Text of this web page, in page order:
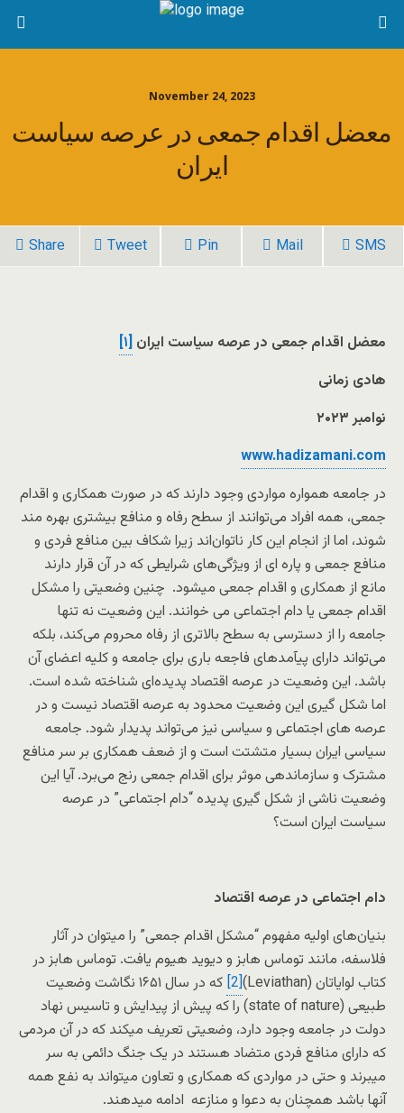
November 24, 2023
معضل اقدام جمعی در عرصه سیاست
ایران
Share Tweet Pin Mail SMS
معضل اقدام جمعی در عرصه سیاست ایران [۱]
هادی زمانی
نوامبر ۲۰۲۳
www.hadizamani.com
در جامعه همواره مواردی وجود دارند که در صورت همکاری و اقدام
جمعی، همه افراد می‌توانند از سطح رفاه و منافع بیشتری بهره مند
شوند، اما از انجام این کار ناتوان‌اند زیرا شکاف بین منافع فردی و
منافع جمعی و پاره ای از ویژگی‌های شرایطی که در آن قرار دارند
مانع از همکاری و اقدام جمعی میشود. چنین وضعیتی را مشکل
اقدام جمعی یا دام اجتماعی می خوانند. این وضعیت نه تنها
جامعه را از دسترسی به سطح بالاتری از رفاه محروم می‌کند، بلکه
می‌تواند دارای پیآمدهای فاجعه باری برای جامعه و کلیه اعضای آن
باشد. این وضعیت در عرصه اقتصاد پدیده‌ای شناخته شده است.
اما شکل گیری این وضعیت محدود به عرصه اقتصاد نیست و در
عرصه های اجتماعی و سیاسی نیز می‌تواند پدیدار شود. جامعه
سیاسی ایران بسیار متشتت است و از ضعف همکاری بر سر منافع
مشترک و سازماندهی موثر برای اقدام جمعی رنج می‌برد. آیا این
وضعیت ناشی از شکل گیری پدیده “دام اجتماعی” در عرصه
سیاست ایران است؟
دام اجتماعی در عرصه اقتصاد
بنیان‌های اولیه مفهوم “مشکل اقدام جمعی” را میتوان در آثار
فلاسفه، مانند توماس هابز و دیوید هیوم یافت. توماس هابز در
کتاب لوایاتان (Leviathan)
[2]
که در سال ۱۶۵۱ نگاشت وضعیت
طبیعی (state of nature) را که پیش از پیدایش و تاسیس نهاد
دولت در جامعه وجود دارد، وضعیتی تعریف میکند که در آن مردمی
که دارای منافع فردی متضاد هستند در یک جنگ دائمی به سر
میبرند و حتی در مواردی که همکاری و تعاون میتواند به نفع همه
آنها باشد همچنان به دعوا و منازعه ادامه میدهند.